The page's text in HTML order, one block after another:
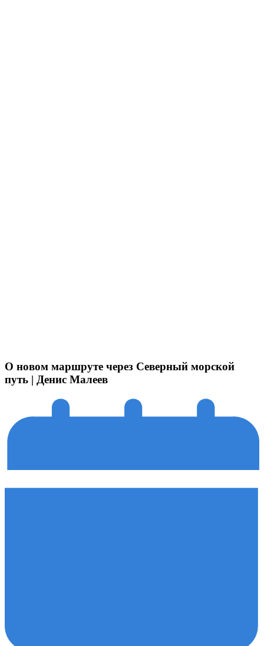
О новом маршруте через Северный морской
путь | Денис Малеев